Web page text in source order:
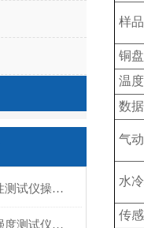
人工血管整体水渗漏性测试仪操作中最容易出错的步骤
人工血管反复穿刺后强度测试仪是什么？透析患者的“生命管“质量靠它把关！
样
铜
温
数
气
水
传